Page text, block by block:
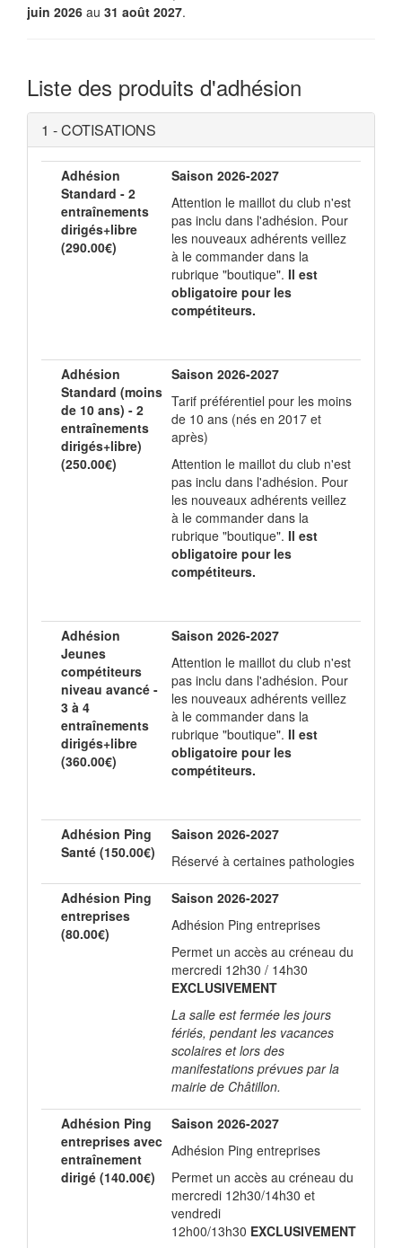
juin 2026 au 31 août 2027.
Liste des produits d'adhésion
1 - COTISATIONS
Adhésion
Standard - 2
entraînements
dirigés+libre
(290.00€)
Saison 2026-2027
Attention le maillot du club n'est
pas inclu dans l'adhésion. Pour
les nouveaux adhérents veillez
à le commander dans la
rubrique "boutique". Il est
obligatoire pour les
compétiteurs.
Adhésion
Standard (moins
de 10 ans) - 2
entraînements
dirigés+libre)
(250.00€)
Saison 2026-2027
Tarif préférentiel pour les moins
de 10 ans (nés en 2017 et
après)
Attention le maillot du club n'est
pas inclu dans l'adhésion. Pour
les nouveaux adhérents veillez
à le commander dans la
rubrique "boutique". Il est
obligatoire pour les
compétiteurs.
Adhésion
Jeunes
compétiteurs
niveau avancé -
3 à 4
entraînements
dirigés+libre
(360.00€)
Saison 2026-2027
Attention le maillot du club n'est
pas inclu dans l'adhésion. Pour
les nouveaux adhérents veillez
à le commander dans la
rubrique "boutique". Il est
obligatoire pour les
compétiteurs.
Adhésion Ping
Santé (150.00€)
Saison 2026-2027
Réservé à certaines pathologies
Adhésion Ping
entreprises
(80.00€)
Saison 2026-2027
Adhésion Ping entreprises
Permet un accès au créneau du
mercredi 12h30 / 14h30
EXCLUSIVEMENT
La salle est fermée les jours
fériés, pendant les vacances
scolaires et lors des
manifestations prévues par la
mairie de Châtillon.
Adhésion Ping
entreprises avec
entraînement
dirigé (140.00€)
Saison 2026-2027
Adhésion Ping entreprises
Permet un accès au créneau du
mercredi 12h30/14h30 et
vendredi
12h00/13h30 EXCLUSIVEMENT